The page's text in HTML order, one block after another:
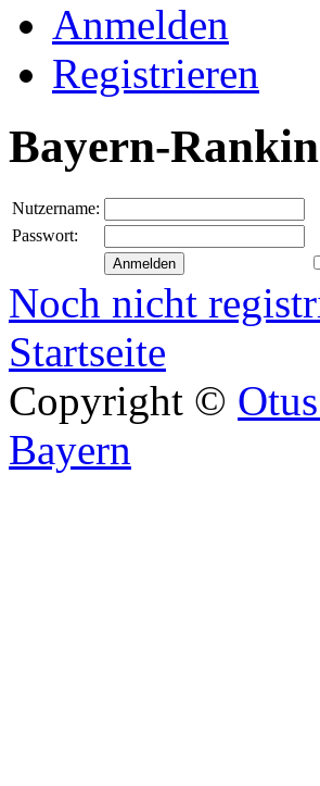
Anmelden
Registrieren
Bayern-
Nutzername:
Passwort:
Noch nicht
Startseite
Copyright ©
Bayern